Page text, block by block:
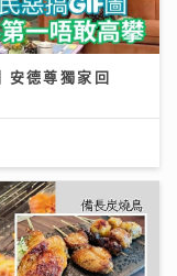
安德尊獨家回